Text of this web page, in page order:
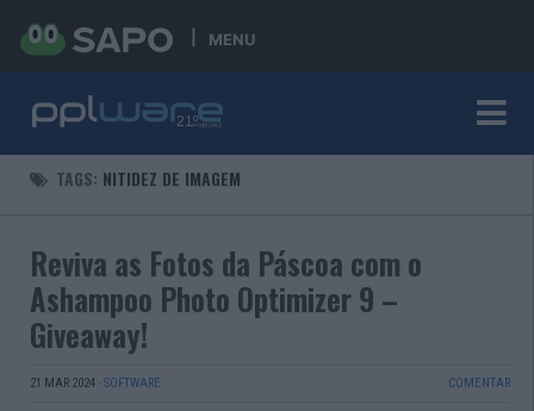
MENU
TAGS: NITIDEZ DE IMAGEM
Reviva as Fotos da Páscoa com o
Ashampoo Photo Optimizer 9 –
Giveaway!
21 MAR 2024 · SOFTWARE COMENTAR